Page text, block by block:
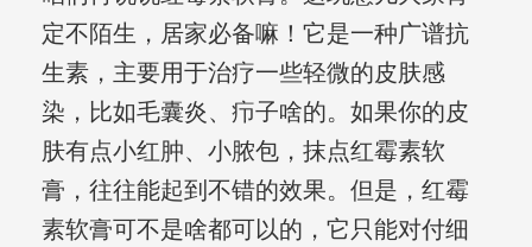
定不陌生，居家必备嘛！它是一种广谱抗
生素，主要用于治疗一些轻微的皮肤感
染，比如毛囊炎、疖子啥的。如果你的皮
肤有点小红肿、小脓包，抹点红霉素软
膏，往往能起到不错的效果。但是，红霉
素软膏可不是啥都可以的，它只能对付细